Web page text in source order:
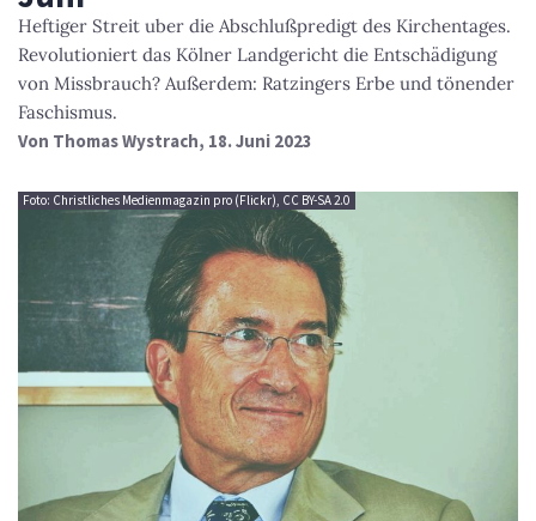
Heftiger Streit uber die Abschlußpredigt des Kirchentages.
Revolutioniert das Kölner Landgericht die Entschädigung
von Missbrauch? Außerdem: Ratzingers Erbe und tönender
Faschismus.
Von Thomas Wystrach, 18. Juni 2023
Foto: Christliches Medienmagazin pro (Flickr), CC BY-SA 2.0